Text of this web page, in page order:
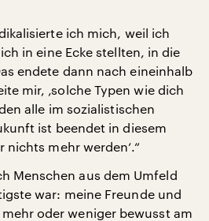
ich mich, weil ich
in eine Ecke stellten, in die
endete dann nach eineinhalb
mir, ‚solche Typen wie dich
alle im sozialistischen
ist beendet in diesem
mehr werden‘.“
Menschen aus dem Umfeld
war: meine Freunde und
oder weniger bewusst am